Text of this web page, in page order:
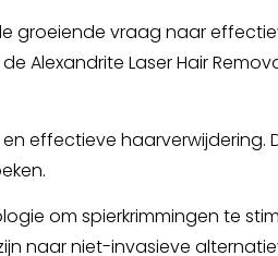
groeiende vraag naar
Alexandrite Laser Hair
effectieve
om spierkrimmingen te
naar niet-invasieve